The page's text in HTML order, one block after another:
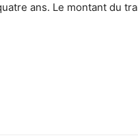
ans. Le montant du